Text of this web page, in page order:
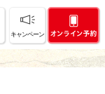
キャンペーン